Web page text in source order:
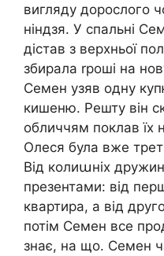
вигляду дорослого
ніндзя. У спальні
дістав з верхньої
збирала rроші на
Семен узяв одну
кишеню. Решту він
обличчям поклав їх
Олеся була вже
Від колиաніх
презентами: від
квартира, а від
потім Семен все
знає, на що. Семен